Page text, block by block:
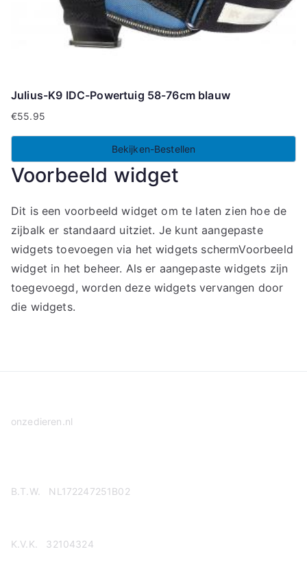
Julius-K9 IDC-Powertuig 58-76cm blauw
€55.95
Bekijken-Bestellen
Voorbeeld widget
Dit is een voorbeeld widget om te laten zien hoe de
zijbalk er standaard uitziet. Je kunt aangepaste
widgets toevoegen via het widgets schermVoorbeeld
widget in het beheer. Als er aangepaste widgets zijn
toegevoegd, worden deze widgets vervangen door
die widgets.
onzedieren.nl
B.T.W. NL172247251B02
K.V.K. 32104324